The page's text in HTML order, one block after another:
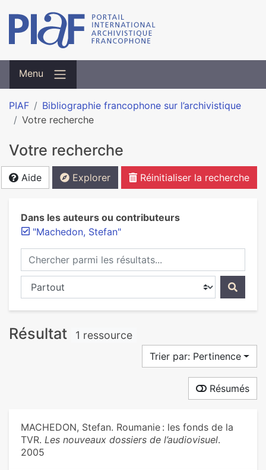
Menu
PIAF
Bibliographie francophone sur l’archivistique
Votre recherche
Votre recherche
Aide Explorer Réinitialiser la recherche
Dans les auteurs ou contributeurs
"Machedon, Stefan"
Chercher parmi les résultats...
Chercher dans...
Résultat 1 ressource
Trier par: Pertinence
Résumés
MACHEDON, Stefan. Roumanie : les fonds de la
TVR. Les nouveaux dossiers de l’audiovisuel.
2005